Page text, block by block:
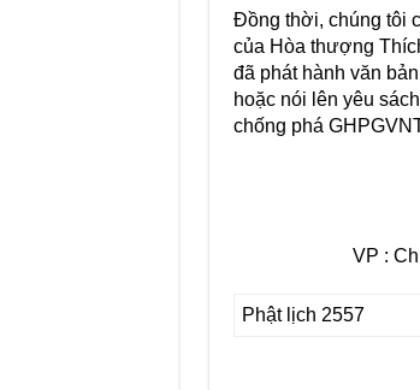
Đồng thời, chúng tôi
của Hòa thượng
đã phát hành văn
hoặc nói lên yêu
chống phá
VP :
Phật lịch 2557